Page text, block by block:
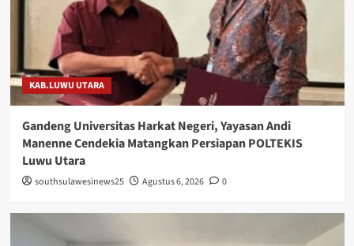
KAB.LUWU UTARA
Gandeng Universitas Harkat Negeri, Yayasan Andi
Manenne Cendekia Matangkan Persiapan POLTEKIS
Luwu Utara
southsulawesinews25 Agustus 6, 2026 0